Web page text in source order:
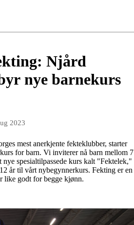
Njård
nye barnekurs
2023
mest anerkjente fekteklubber, starter
for barn. Vi inviterer nå barn mellom 7
nye spesialtilpassede kurs kalt "Fektelek,"
år til vårt nybegynnerkurs. Fekting er en
like godt for begge kjønn.